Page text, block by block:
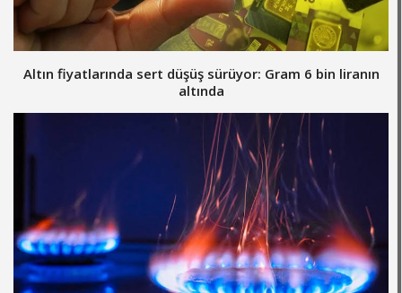
Altın fiyatlarında sert düşüş sürüyor: Gram 6 bin liranın
altında